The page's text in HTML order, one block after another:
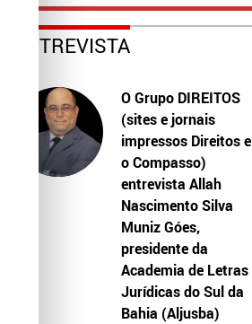
ENTREVISTA
O Grupo DIREITOS
(sites e jornais
impressos Direitos e
o Compasso)
entrevista Allah
Nascimento Silva
Muniz Góes,
presidente da
Academia de Letras
Jurídicas do Sul da
Bahia (Aljusba)